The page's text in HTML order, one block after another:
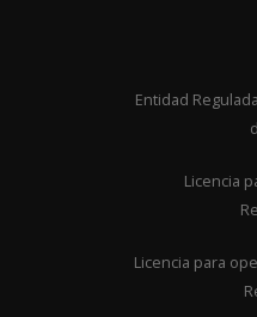
Entidad
Licencia
Licencia para